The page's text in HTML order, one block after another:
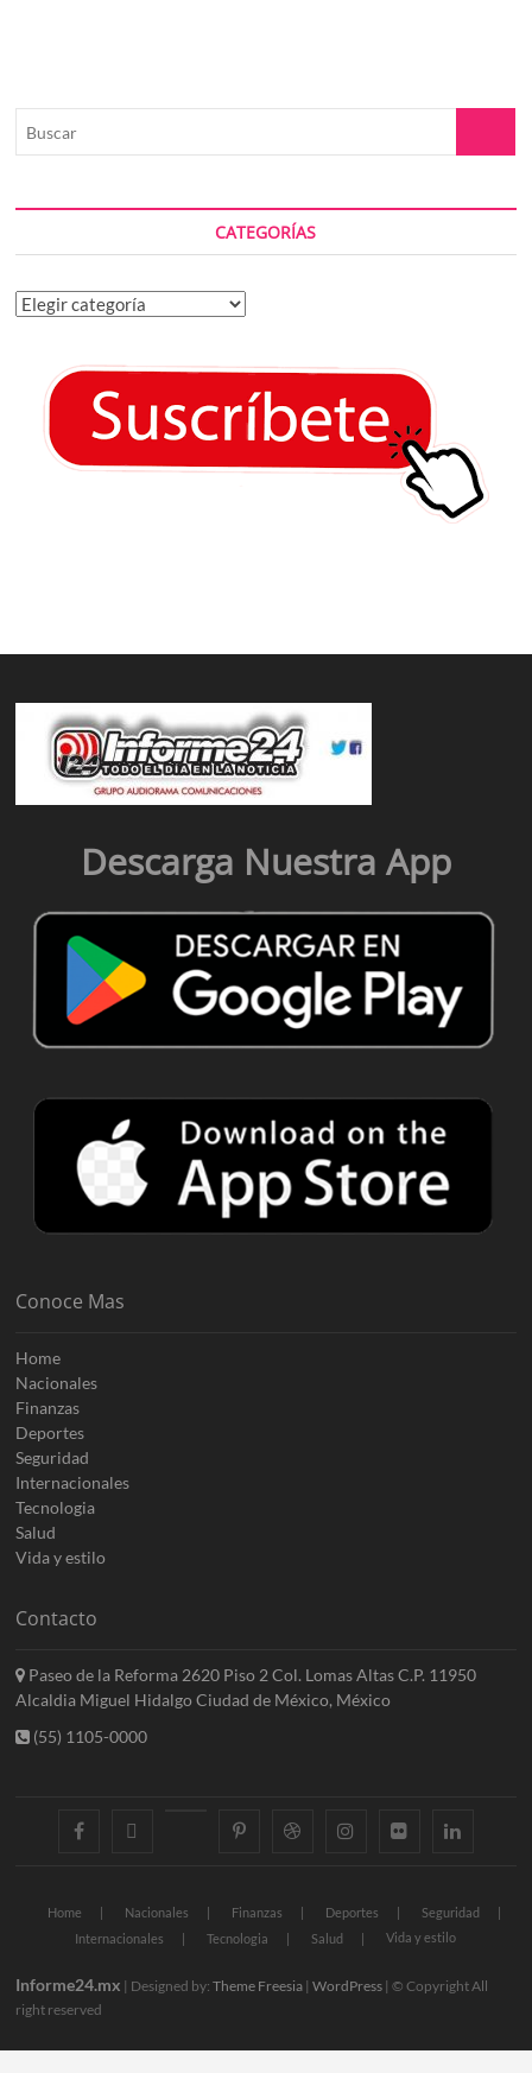
CATEGORÍAS
Categorías
Descarga Nuestra App
Conoce Mas
Home
Nacionales
Finanzas
Deportes
Seguridad
Internacionales
Tecnologia
Salud
Vida y estilo
Contacto
Paseo de la Reforma 2620 Piso 2 Col. Lomas Altas C.P. 11950
Alcaldia Miguel Hidalgo Ciudad de México, México
(55) 1105-0000
facebook googlepluspinterestdribbble instagramflickr linkedin
Home Nacionales Finanzas Deportes
Seguridad
Internacionales
Tecnologia Salud Vida y estilo
Informe24.mx | Designed by:Theme Freesia |WordPress | © Copyright All
right reserved